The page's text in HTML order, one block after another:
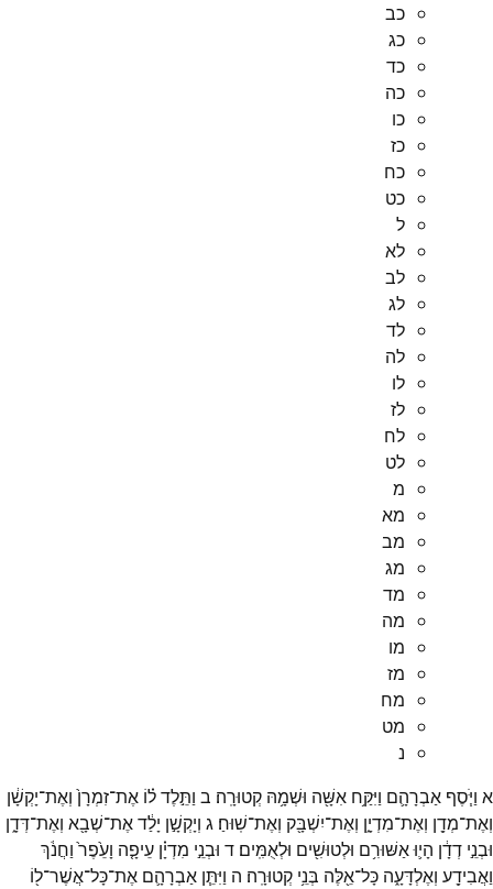
כב
כג
כד
כה
כו
כז
כח
כט
ל
לא
לב
לג
לד
לה
לו
לז
לח
לט
מ
מא
מב
מג
מד
מה
מו
מז
מח
מט
נ
א וַיֹּ֧סֶף אַבְרָהָ֛ם וַיִּקַּ֥ח אִשָּׁ֖ה וּשְׁמָ֥הּ קְטוּרָֽה׃ ב וַתֵּ֣לֶדל֗וֹ אֶת־זִמְרָן֙ וְאֶת־יָקְשָׁ֔ן
וְאֶת־מְדָ֖ן וְאֶת־מִדְיָ֑ן וְאֶת־יִשְׁבָּ֖ק וְאֶת־שֽׁוּחַ׃ ג וְיָקְשָׁ֣ן יָלַ֔דאֶת־שְׁבָ֖א וְאֶת־דְּדָ֑ן
וּבְנֵ֣י דְדָ֔ן הָי֛וּאַשּׁוּרִ֥ם וּלְטוּשִׁ֖ים וּלְאֻמִּֽים׃ ד וּבְנֵ֣י מִדְיָ֗ן עֵיפָ֤ה וָעֵ֙פֶר֙ וַחֲנֹ֔ךְ
וַאֲבִידָ֖ע וְאֶלְדָּעָ֑ה כָּל־אֵ֖לֶּה בְּנֵ֥י קְטוּרָֽה׃ ה וַיִּתֵּ֧ן אַבְרָהָ֛ם אֶת־כָּל־אֲשֶׁר־ל֖וֹ